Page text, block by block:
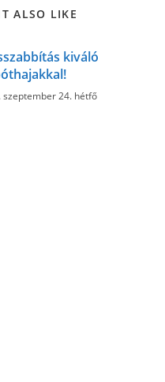
ALSO LIKE
kiváló
szeptember 24. hétfő